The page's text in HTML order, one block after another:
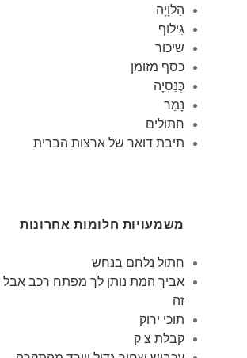
הַלוָיָה
גִילוּף
שיכור
כסף מזומן
כְּנֵסִיָה
נָמֵר
חתולים
תיבת דואר של ארצות הברית
משמעויות חלומות אחרונות
חתול נלחם בנחש
אביך המת נותן לך מפתח רכב אבל
זה
תוכי ירוק
קבלת צ ק